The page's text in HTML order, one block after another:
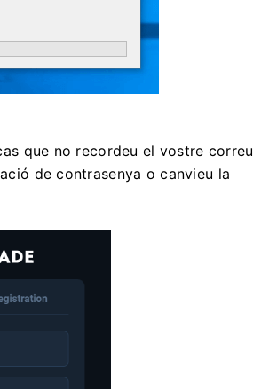
que no recordeu el vostre correu
de contrasenya o canvieu la